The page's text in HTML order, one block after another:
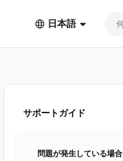
日本語
サポートガイド
問題が発生している場合